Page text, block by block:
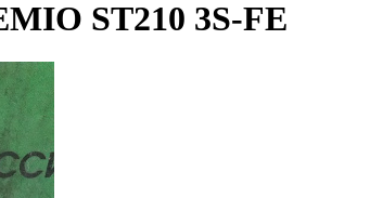
ST210 3S-FE